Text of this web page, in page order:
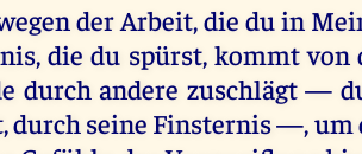
der Arbeit, die du in
die du spürst, kommt von
durch andere zuschlägt —
durch seine Finsternis —, um